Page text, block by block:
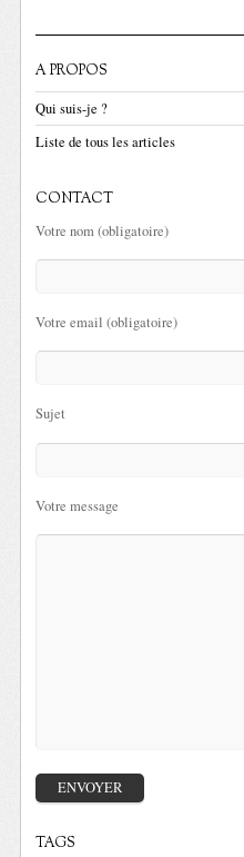
A PROPOS
Qui suis-je ?
Liste de tous les articles
CONTACT
Votre nom (obligatoire)
Votre email (obligatoire)
Sujet
Votre message
TAGS